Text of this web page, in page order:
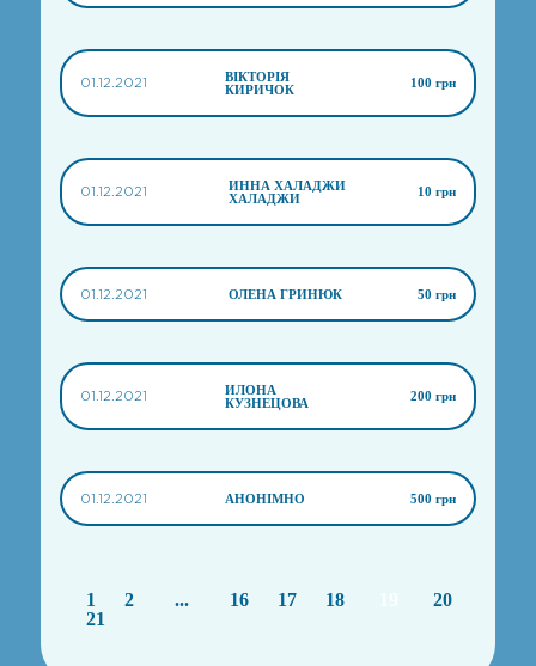
01.12.2021
ВІКТОРІЯ
КИРИЧОК
100 грн
01.12.2021
ИННА ХАЛАДЖИ
ХАЛАДЖИ
10 грн
01.12.2021 ОЛЕНА ГРИНЮК 50 грн
01.12.2021
ИЛОНА
КУЗНЕЦОВА
200 грн
01.12.2021 АНОНІМНО 500 грн
1 2 ... 16 17 18
20
21